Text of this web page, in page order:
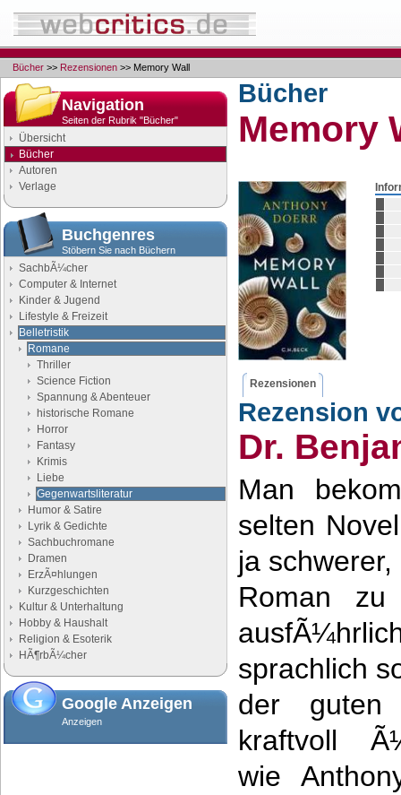
Bücher >> Rezensionen >> Memory Wall
Navigation
Seiten der Rubrik "Bücher"
Übersicht
Bücher
Autoren
Verlage
Buchgenres
Stöbern Sie nach Büchern
SachbÃ¼cher
Computer & Internet
Kinder & Jugend
Lifestyle & Freizeit
Belletristik
Romane
Thriller
Science Fiction
Spannung & Abenteuer
historische Romane
Horror
Fantasy
Krimis
Liebe
Gegenwartsliteratur
Humor & Satire
Lyrik & Gedichte
Sachbuchromane
Dramen
ErzÃ¤hlungen
Kurzgeschichten
Kultur & Unterhaltung
Hobby & Haushalt
Religion & Esoterik
HÃ¶rbÃ¼cher
Google Anzeigen
Anzeigen
Bücher
Memory
Rezensionen
Rezension
Dr.
Man
selten
ja
Roman
sprachlich
der guten
kraftvoll
wie